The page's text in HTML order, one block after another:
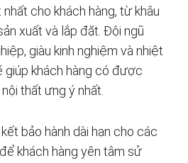
cho khách hàng, từ khâu
xuất và lắp đặt. Đội ngũ
giàu kinh nghiệm và nhiệt
giúp khách hàng có được
thất ưng ý nhất.
bảo hành dài hạn cho các
khách hàng yên tâm sử